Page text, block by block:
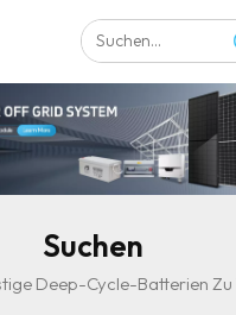
Suchen
Deep-Cycle-Batterien Zu